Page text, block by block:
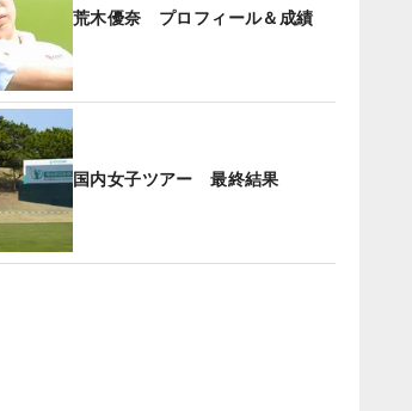
荒木優奈 プロフィール＆成績
国内女子ツアー 最終結果